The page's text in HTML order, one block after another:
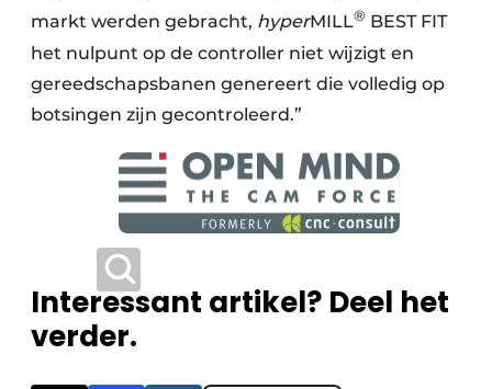
markt werden gebracht, hyperMILL® BEST FIT
het nulpunt op de controller niet wijzigt en
gereedschapsbanen genereert die volledig op
botsingen zijn gecontroleerd.”
Interessant artikel? Deel het
verder.